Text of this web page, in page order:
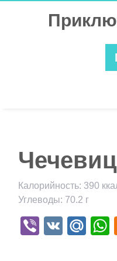
Калорийность: 390
Углеводы: 70.2 г
Viber
VK